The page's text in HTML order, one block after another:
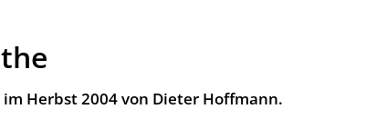
Herbst 2004 von Dieter Hoffmann.